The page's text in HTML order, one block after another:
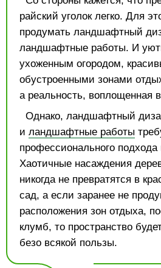
райский уголок легко. Для
продумать ландшафтный
ландшафтные работы. И
ухоженным огородом,
обустроенными зонами
а реальность, воплощенная
Однако, ландшафтный
и ландшафтные работы
профессионального
Хаотичные насаждения
никогда не превратятся в
сад, а если заранее не
расположения зон отдыха,
клумб, то пространство
безо всякой пользы.